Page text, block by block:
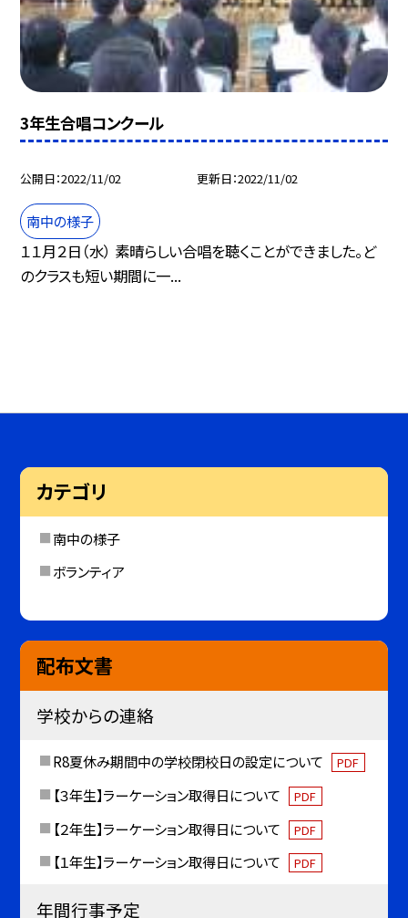
3年生合唱コンクール
公開日 2022/11/02 更新日 2022/11/02
南中の様子
１１月２日（水） 素晴らしい合唱を聴くことができました。ど
のクラスも短い期間に一...
カテゴリ
南中の様子
ボランティア
配布文書
学校からの連絡
R8夏休み期間中の学校閉校日の設定について PDF
【３年生】ラーケーション取得日について PDF
【２年生】ラーケーション取得日について PDF
【１年生】ラーケーション取得日について PDF
年間行事予定